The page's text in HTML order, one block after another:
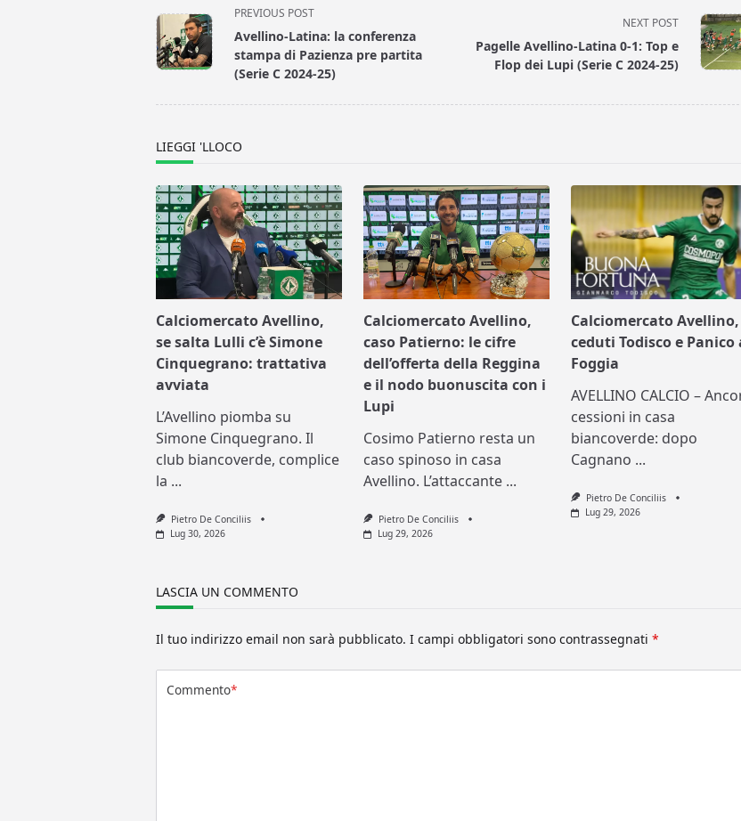
<span
class="nav-
subtitle
screen-
PREVIOUS POST
Avellino-Latina: la conferenza
stampa di Pazienza pre partita
(Serie C 2024-25)
NEXT POST
Pagelle Avellino-Latina 0-1: Top e
Flop dei Lupi (Serie C 2024-25)
LIEGGI 'LLOCO
Calciomercato Avellino,
se salta Lulli c’è Simone
Cinquegrano: trattativa
avviata
L’Avellino piomba su
Simone Cinquegrano. Il
club biancoverde, complice
la ...
Pietro De Conciliis
Lug 30, 2026
Calciomercato Avellino,
caso Patierno: le cifre
dell’offerta della Reggina
e il nodo buonuscita con i
Lupi
Cosimo Patierno resta un
caso spinoso in casa
Avellino. L’attaccante ...
Pietro De Conciliis
Lug 29, 2026
Calciomercato Avellino,
ceduti Todisco e Panico
Foggia
AVELLINO CALCIO –
cessioni in casa
biancoverde: dopo
Cagnano ...
Pietro De Conciliis
Lug 29, 2026
LASCIA UN COMMENTO
Il tuo indirizzo email non sarà pubblicato. I campi obbligatori sono contrassegnati*
Commento*